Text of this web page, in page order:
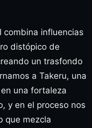
combina influencias
distópico de
un trasfondo
a Takeru, una
una fortaleza
y en el proceso nos
que mezcla